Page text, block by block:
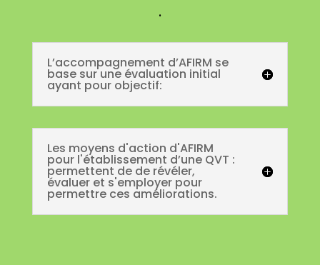
.
L’accompagnement d’AFIRM se
base sur une évaluation initial
ayant pour objectif:
Les moyens d'action d'AFIRM
pour l'établissement d’une QVT :
permettent de de révéler,
évaluer et s'employer pour
permettre ces améliorations.